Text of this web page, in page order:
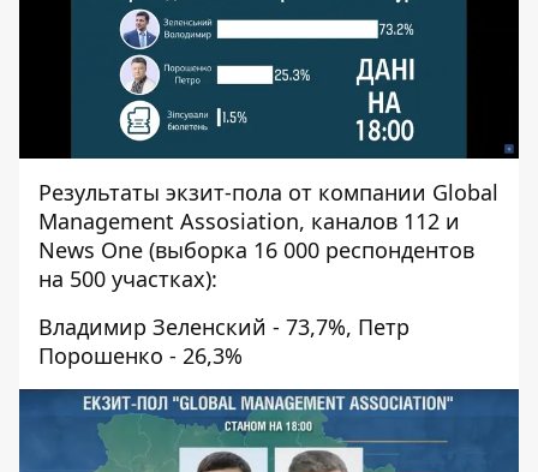
Результаты экзит-пола от компании Global
Management Assosiation, каналов 112 и
News One (выборка 16 000 респондентов
на 500 участках):
Владимир Зеленский - 73,7%, Петр
Порошенко - 26,3%